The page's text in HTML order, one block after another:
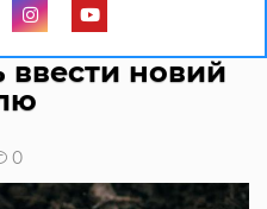
ввести новий
0